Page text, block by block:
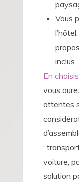
Vous
inclus.
En
vous
attentes
:
voiture,
solution